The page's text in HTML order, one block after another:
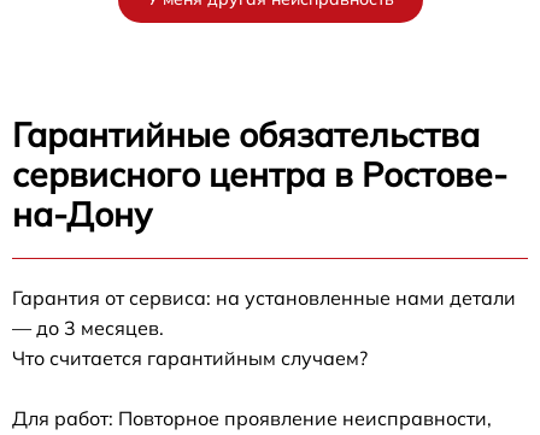
Гарантийные обязательства
сервисного центра в Ростове-
на-Дону
Гарантия от сервиса: на установленные нами детали
— до 3 месяцев.
Что считается гарантийным случаем?
Для работ: Повторное проявление неисправности,